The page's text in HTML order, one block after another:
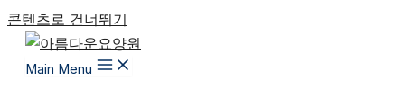
콘텐츠로 건너뛰기
Main Menu